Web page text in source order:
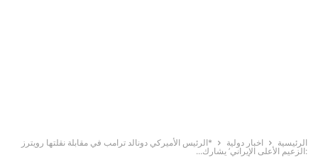
الرئيسية اخبار دولية
*الرئيس الأميركي دونالد ترامب في مقابلة نقلتها رويترز
:الزعيم الأعلى الإيراني’ يشارك...